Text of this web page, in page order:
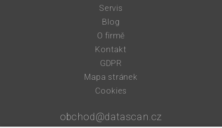
Servis
Blog
O firmě
Kontakt
GDPR
Mapa stránek
Cookies
obchod@datascan.cz